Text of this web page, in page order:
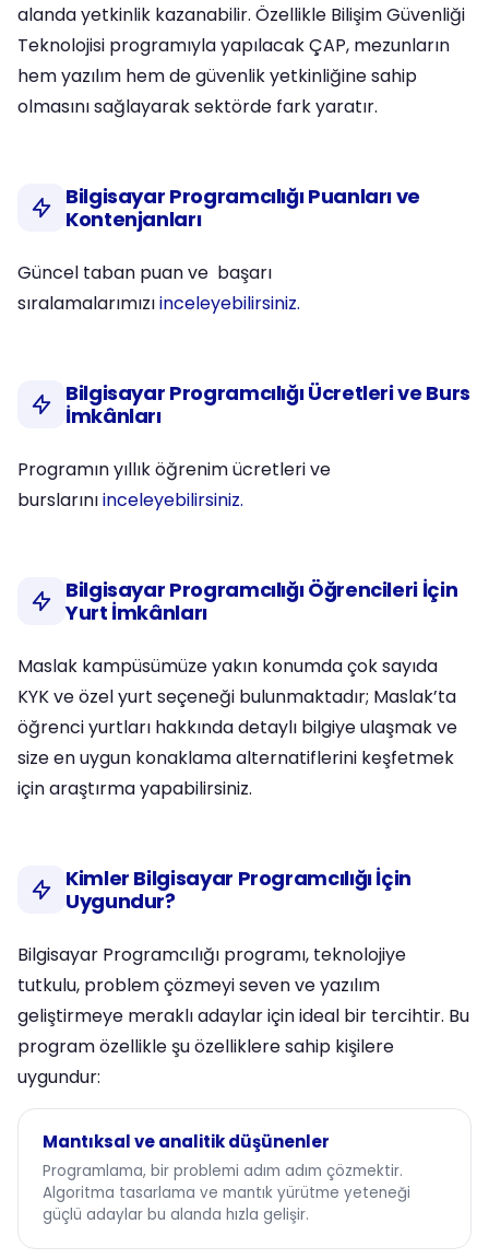
alanda yetkinlik kazanabilir. Özellikle Bilişim Güvenliği
Teknolojisi programıyla yapılacak ÇAP, mezunların
hem yazılım hem de güvenlik yetkinliğine sahip
olmasını sağlayarak sektörde fark yaratır.
Bilgisayar Programcılığı Puanları ve
Kontenjanları
Güncel taban puan ve başarı
sıralamalarımızıinceleyebilirsiniz.
Bilgisayar Programcılığı Ücretleri ve Burs
İmkânları
Programın yıllık öğrenim ücretleri ve
burslarınıinceleyebilirsiniz.
Bilgisayar Programcılığı Öğrencileri İçin
Yurt İmkânları
Maslak kampüsümüze yakın konumda çok sayıda
KYK ve özel yurt seçeneği bulunmaktadır; Maslak’ta
öğrenci yurtları hakkında detaylı bilgiye ulaşmak ve
size en uygun konaklama alternatiflerini keşfetmek
için araştırma yapabilirsiniz.
Kimler Bilgisayar Programcılığı İçin
Uygundur?
Bilgisayar Programcılığı programı, teknolojiye
tutkulu, problem çözmeyi seven ve yazılım
geliştirmeye meraklı adaylar için ideal bir tercihtir. Bu
program özellikle şu özelliklere sahip kişilere
uygundur:
Mantıksal ve analitik düşünenler
Programlama, bir problemi adım adım çözmektir.
Algoritma tasarlama ve mantık yürütme yeteneği
güçlü adaylar bu alanda hızla gelişir.